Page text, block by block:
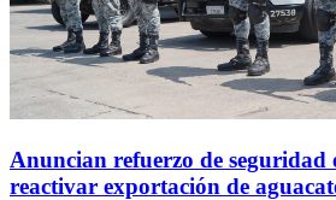
Anuncian refuerzo de seguridad
reactivar exportación de